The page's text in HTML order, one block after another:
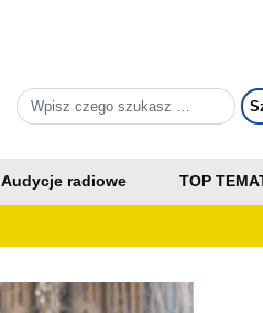
Audycje radiowe TOP